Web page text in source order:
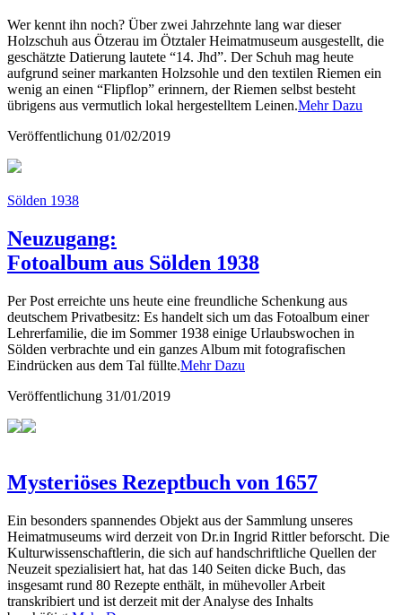
Wer kennt ihn noch? Über zwei Jahrzehnte lang war dieser
Holzschuh aus Ötzerau im Ötztaler Heimatmuseum ausgestellt, die
geschätzte Datierung lautete “14. Jhd”. Der Schuh mag heute
aufgrund seiner markanten Holzsohle und den textilen Riemen ein
wenig an einen “Flipflop” erinnern, der Riemen selbst besteht
übrigens aus vermutlich lokal hergestelltem Leinen.Mehr Dazu
Veröffentlichung 01/02/2019
Sölden 1938
Neuzugang:
Fotoalbum aus Sölden 1938
Per Post erreichte uns heute eine freundliche Schenkung aus
deutschem Privatbesitz: Es handelt sich um das Fotoalbum einer
Lehrerfamilie, die im Sommer 1938 einige Urlaubswochen in
Sölden verbrachte und ein ganzes Album mit fotografischen
Eindrücken aus dem Tal füllte.Mehr Dazu
Veröffentlichung 31/01/2019
Mysteriöses Rezeptbuch von 1657
Ein besonders spannendes Objekt aus der Sammlung unseres
Heimatmuseums wird derzeit von Dr.in Ingrid Rittler beforscht. Die
Kulturwissenschaftlerin, die sich auf handschriftliche Quellen der
Neuzeit spezialisiert hat, hat das 140 Seiten dicke Buch, das
insgesamt rund 80 Rezepte enthält, in mühevoller Arbeit
transkribiert und ist derzeit mit der Analyse des Inhalts